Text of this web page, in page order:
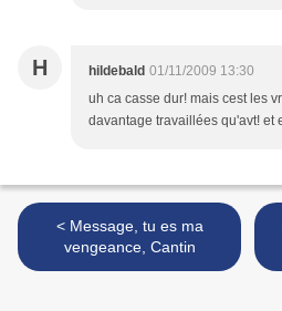
H hildebald 01/11/2009 13:30
uh ca casse dur! mais cest les
davantage travaillées qu'avt! et
< Message, tu es ma
vengeance, Cantin